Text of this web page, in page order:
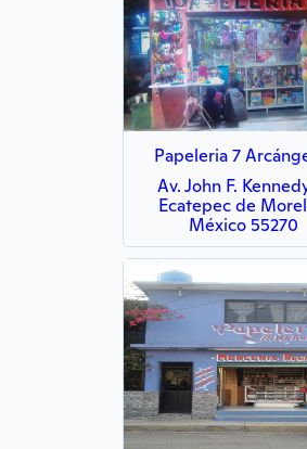
Papeleria 7
Av. John F.
Ecatepec de
México 55270